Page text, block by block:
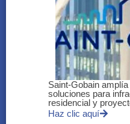
Saint-Gobain
soluciones para
residencial y
Haz clic aquí